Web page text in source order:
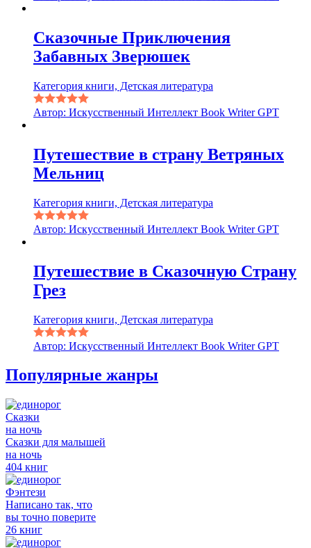
Сказочные Приключения
Забавных Зверюшек
Категория книги, Детская литература
Автор: Искусственный Интеллект Book Writer GPT
Путешествие в страну Ветряных
Мельниц
Категория книги, Детская литература
Автор: Искусственный Интеллект Book Writer GPT
Путешествие в Сказочную Страну
Грез
Категория книги, Детская литература
Автор: Искусственный Интеллект Book Writer GPT
Популярные жанры
Сказки
на ночь
Сказки для малышей
на ночь
404 книг
Фэнтези
Написано так, что
вы точно поверите
26 книг